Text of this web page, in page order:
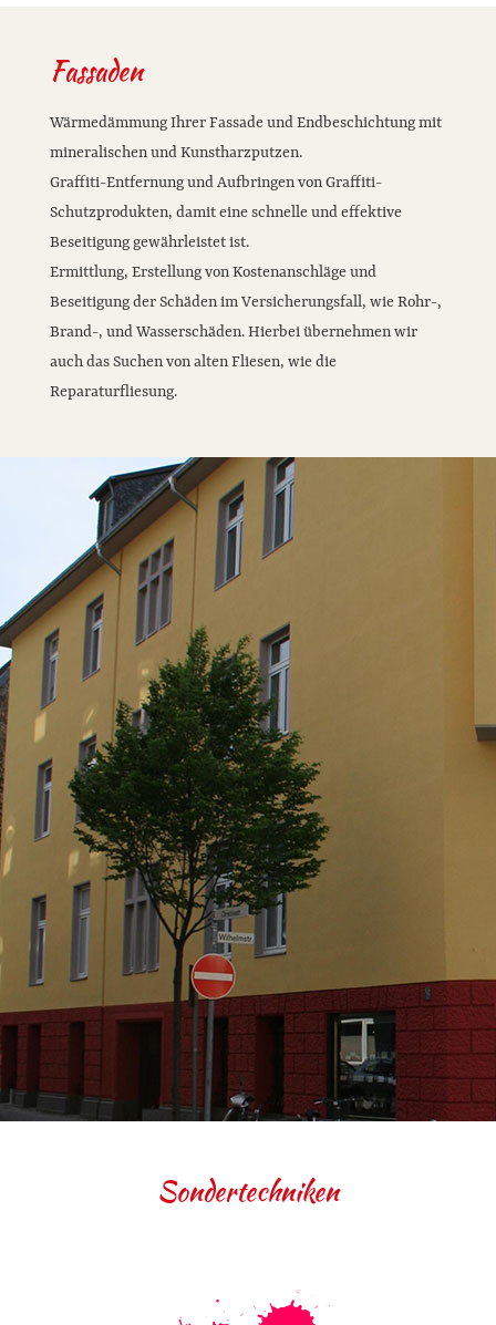
Fassaden
Wärmedämmung Ihrer Fassade und Endbeschichtung mit
mineralischen und Kunstharzputzen.
Graffiti-Entfernung und Aufbringen von Graffiti-
Schutzprodukten, damit eine schnelle und effektive
Beseitigung gewährleistet ist.
Ermittlung, Erstellung von Kostenanschläge und
Beseitigung der Schäden im Versicherungsfall, wie Rohr-,
Brand-, und Wasserschäden. Hierbei übernehmen wir
auch das Suchen von alten Fliesen, wie die
Reparaturfliesung.
Sondertechniken